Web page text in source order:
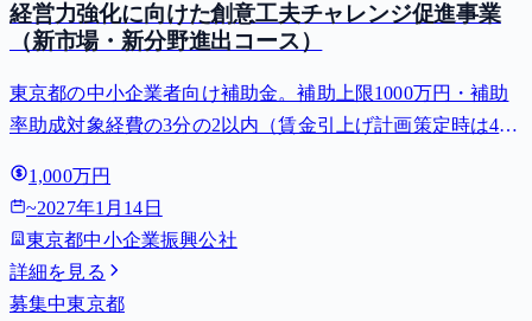
経営力強化に向けた創意工夫チャレンジ促進事業
（新市場・新分野進出コース）
東京都の中小企業者向け補助金。補助上限1000万円・補助
率助成対象経費の3分の2以内（賃金引上げ計画策定時は4分
拓・新事業展開。⚠️受付開始 2027-01-04（それまでは申請
でき...
1,000万円
~2027年1月14日
東京都中小企業振興公社
詳細を見る
募集中東京都